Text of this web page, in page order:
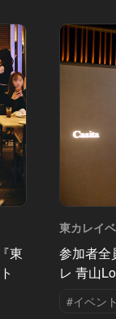
東
東カレイ
参加者全
レ 青山
#イベン